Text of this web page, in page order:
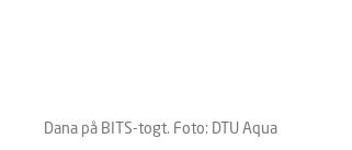
Dana på BITS-togt. Foto: DTU Aqua